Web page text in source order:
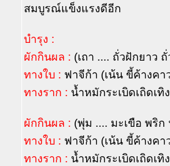
สมบูรณ์แข็งแรงดีอีก
บำรุง :
ผักกินผล : (เถา .... ถั่วฝักยาว
ทางใบ : ฟาจีก้า (เน้น ขี้ค้างค
ทางราก : น้ำหมักระเบิดเถิดเ
ผักกินผล : (พุ่ม .... มะเขือ พริก
ทางใบ : ฟาจีก้า (เน้น ขี้ค้างค
ทางราก : น้ำหมักระเบิดเถิดเทิ